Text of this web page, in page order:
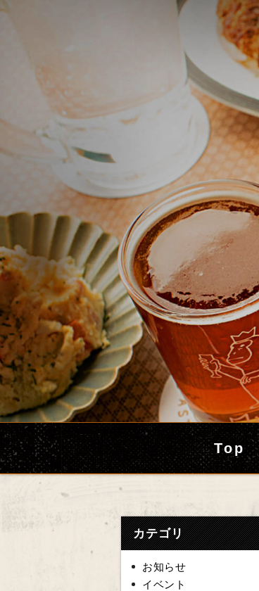
Top
カテゴリ
お知らせ
イベント